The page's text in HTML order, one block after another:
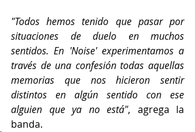
"Todos hemos tenido que pasar por
situaciones de duelo en muchos
sentidos. En 'Noise' experimentamos a
través de una confesión todas aquellas
memorias que nos hicieron sentir
distintos en algún sentido con ese
alguien que ya no está", agrega la
banda.